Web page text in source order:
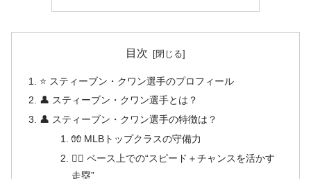
目次
⭐ スティーブン・クワン選手のプロフィール
👤 スティーブン・クワン選手とは？
👤 スティーブン・クワン選手の特徴は？
🧤 MLBトップクラスの守備力
🏃‍♂️ ベース上での“スピード＋チャンスを活かす
走塁”